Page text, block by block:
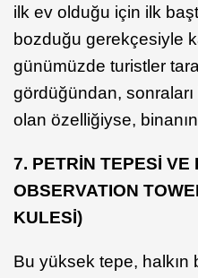
ilk ev olduğu için ilk
bozduğu gerekçesiyle
günümüzde turistler
gördüğündan, sonraları
olan özelliğiyse,
7. PETRİN TEPESİ VE
OBSERVATION
KULESİ)
Bu yüksek tepe, halkın